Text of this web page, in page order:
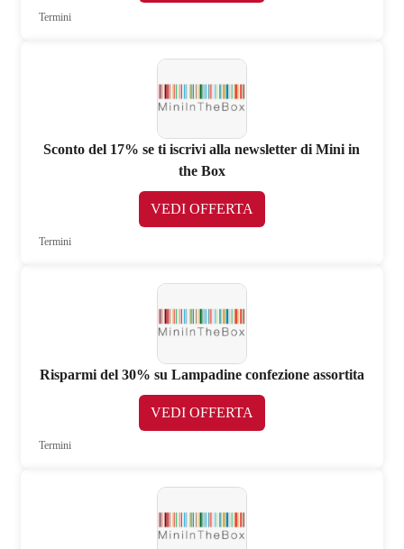
Termini
Sconto del 17% se ti iscrivi alla newsletter di Mini in
the Box
VEDI OFFERTA
Termini
Risparmi del 30% su Lampadine confezione assortita
VEDI OFFERTA
Termini